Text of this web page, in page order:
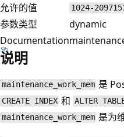
允许的值
1024-
参数类型
dynamic
Documentation
说明
maintenance_work_mem 是
CREATE INDEX 和 ALTER
maintenance_work_mem 是为